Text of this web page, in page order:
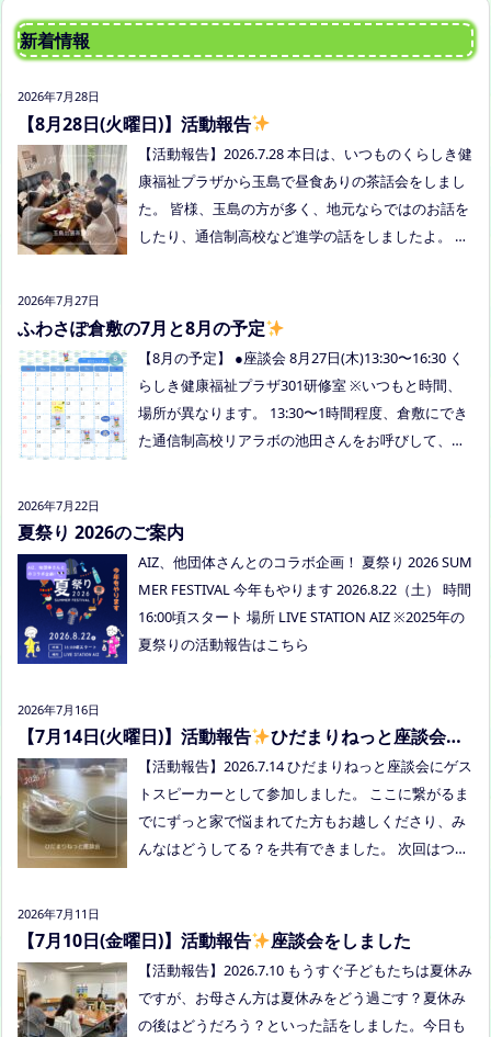
新着情報
2026年7月28日
【8月28日(火曜日)】活動報告
【活動報告】2026.7.28 本日は、いつものくらしき健
康福祉プラザから玉島で昼食ありの茶話会をしまし
た。 皆様、玉島の方が多く、地元ならではのお話を
したり、通信制高校など進学の話をしましたよ。 通
ていただく予定にしていますので、ご興味のある方
2026年7月27日
ふわさぽ倉敷の7月と8月の予定
【8月の予定】 ●座談会 8月27日(木)13:30〜16:30 く
らしき健康福祉プラザ301研修室 ※いつもと時間、
場所が異なります。 13:30〜1時間程度、倉敷にでき
た通信制高校リアラボの池田さんをお呼びして、通
でお知らせください。 ●スナックふわさぽ(夜のごは
まつフリースクール(岡山市南区植松312-6) 参加者：
ただきます。 参加費：中学生以上500円、小学生200
円、乳幼児無料 ※お申し込みはこちらから https://f
orms.gle/Vhs62HxfDKduZMeV8 ●ひだまりねっと座
談会(北村がゲストスピーカーで参加します) 場所：
つむぎ高梁（高梁市横町1072-1） 日時：令和8年8月
画！夏祭り！ 日時:2026年8月22日(土)16:00〜20:00
頃 場所：LIVE STATION AIZ(倉敷市玉島阿賀崎2-3-55)
内容：音楽あり、ゲームあり、食べ物ありの多世代
交流夏祭りです。
2026年7月22日
夏祭り 2026のご案内
AIZ、他団体さんとのコラボ企画！ 夏祭り 2026 SUM
MER FESTIVAL 今年もやります 2026.8.22（土） 時間
16:00頃スタート 場所 LIVE STATION AIZ ※2025年の
夏祭りの活動報告はこちら
2026年7月16日
【7月14日(火曜日)】活動報告
ひだまりねっと座談会に
参加しました
【活動報告】2026.7.14 ひだまりねっと座談会にゲス
トスピーカーとして参加しました。 ここに繋がるま
でにずっと家で悩まれてた方もお越しくださり、み
んなはどうしてる？を共有できました。 次回はつむ
2026年7月11日
【7月10日(金曜日)】活動報告 座談会をしました
【活動報告】2026.7.10 もうすぐ子どもたちは夏休み
ですが、お母さん方は夏休みをどう過ごす？夏休み
の後はどうだろう？といった話をしました。今日も